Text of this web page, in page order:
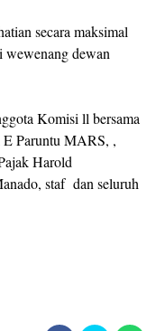
secara maksimal
wewenang dewan
Komisi ll bersama
Paruntu MARS, ,
Harold
staf dan seluruh